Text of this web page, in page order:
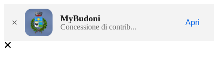
× MyBudoni
Concessione di contrib...
Apri